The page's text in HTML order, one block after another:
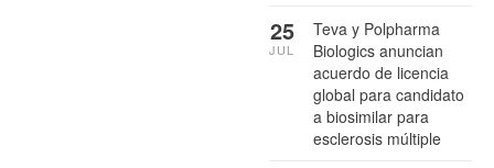
Teva y Polpharma
Biologics anuncian
acuerdo de licencia
global para candidato
a biosimilar para
esclerosis múltiple
25
JUL